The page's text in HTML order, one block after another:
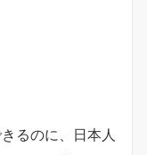
るのに、日本人